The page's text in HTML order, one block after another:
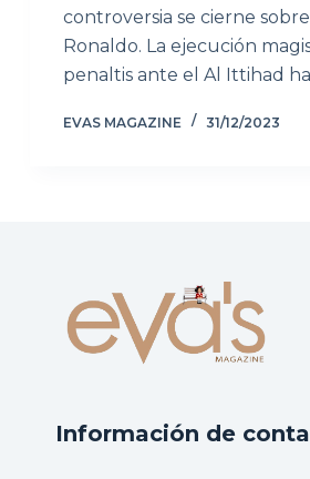
controversia se cierne
Ronaldo. La ejecución
penaltis ante el Al Ittihad
EVAS MAGAZINE 31/12/2023
Información de